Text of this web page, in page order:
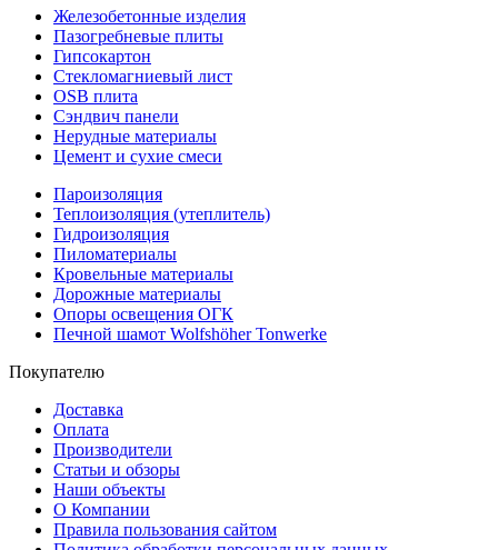
Железобетонные изделия
Пазогребневые плиты
Гипсокартон
Стекломагниевый лист
OSB плита
Сэндвич панели
Нерудные материалы
Цемент и сухие смеси
Пароизоляция
Теплоизоляция (утеплитель)
Гидроизоляция
Пиломатериалы
Кровельные материалы
Дорожные материалы
Опоры освещения ОГК
Печной шамот Wolfshöher Tonwerke
Покупателю
Доставка
Оплата
Производители
Статьи и обзоры
Наши объекты
О Компании
Правила пользования сайтом